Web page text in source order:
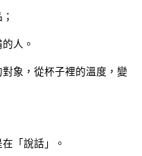
人。
象，從杯子裡的溫度，變
「說話」。